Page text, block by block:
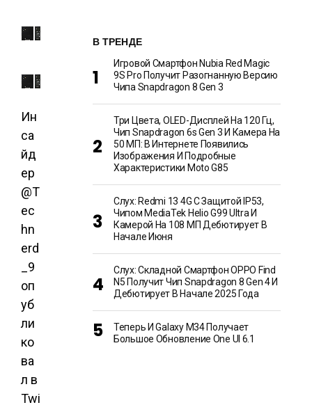
Ин
са
йд
ер
@T
ec
hn
erd
_9
оп
уб
ли
ко
ва
л в
Twi
В ТРЕНДЕ
Игровой Смартфон Nubia Red Magic
9S Pro Получит Разогнанную Версию
Чипа Snapdragon 8 Gen 3
Три Цвета, OLED-Дисплей На 120 Гц,
Чип Snapdragon 6s Gen 3 И Камера На
50 МП: В Интернете Появились
Изображения И Подробные
Характеристики Moto G85
Слух: Redmi 13 4G С Защитой IP53,
Чипом MediaTek Helio G99 Ultra И
Камерой На 108 МП Дебютирует В
Начале Июня
Слух: Складной Смартфон OPPO Find
N5 Получит Чип Snapdragon 8 Gen 4 И
Дебютирует В Начале 2025 Года
Теперь И Galaxy M34 Получает
Большое Обновление One UI 6.1